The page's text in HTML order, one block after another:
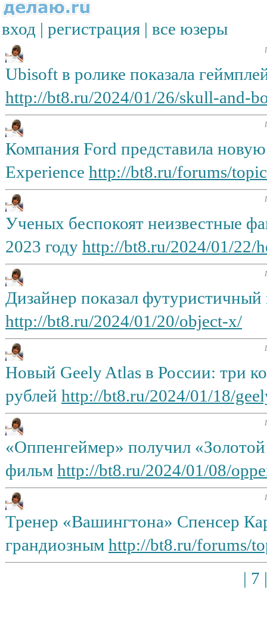
вход | регистрация | все юзеры
Ubisoft в ролике показала
http://bt8.ru/2024/01/26/skull-and-
Компания Ford представила
Experience http://bt8.ru/forums/
Ученых беспокоят неизвестные
2023 году http://bt8.ru/2024/01/22/
Дизайнер показал
http://bt8.ru/2024/01/20/object-x/
Новый Geely Atlas в России: три
рублей http://bt8.ru/2024/01/18/
«Оппенгеймер» получил
фильм http://bt8.ru/2024/01/08/
Тренер «Вашингтона» Спенсер
грандиозным http://bt8.ru/forums/
| 7